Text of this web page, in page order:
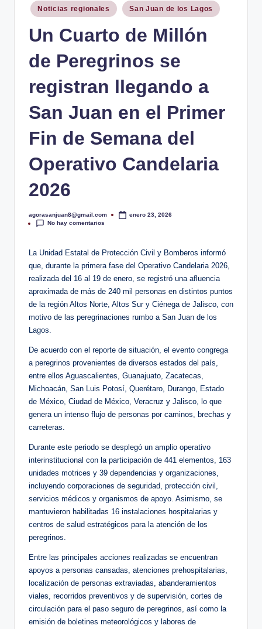
Publicado
en
Noticias regionales San Juan de los Lagos
Un Cuarto de Millón
de Peregrinos se
registran llegando a
San Juan en el Primer
Fin de Semana del
Operativo Candelaria
2026
Publicado
por
agorasanjuan8@gmail.com
enero 23, 2026
No hay comentarios
La Unidad Estatal de Protección Civil y Bomberos informó
que, durante la primera fase del Operativo Candelaria 2026,
realizada del 16 al 19 de enero, se registró una afluencia
aproximada de más de 240 mil personas en distintos puntos
de la región Altos Norte, Altos Sur y Ciénega de Jalisco, con
motivo de las peregrinaciones rumbo a San Juan de los
Lagos.
De acuerdo con el reporte de situación, el evento congrega
a peregrinos provenientes de diversos estados del país,
entre ellos Aguascalientes, Guanajuato, Zacatecas,
Michoacán, San Luis Potosí, Querétaro, Durango, Estado
de México, Ciudad de México, Veracruz y Jalisco, lo que
genera un intenso flujo de personas por caminos, brechas y
carreteras.
Durante este periodo se desplegó un amplio operativo
interinstitucional con la participación de 441 elementos, 163
unidades motrices y 39 dependencias y organizaciones,
incluyendo corporaciones de seguridad, protección civil,
servicios médicos y organismos de apoyo. Asimismo, se
mantuvieron habilitadas 16 instalaciones hospitalarias y
centros de salud estratégicos para la atención de los
peregrinos.
Entre las principales acciones realizadas se encuentran
apoyos a personas cansadas, atenciones prehospitalarias,
localización de personas extraviadas, abanderamientos
viales, recorridos preventivos y de supervisión, cortes de
circulación para el paso seguro de peregrinos, así como la
emisión de boletines meteorológicos y labores de